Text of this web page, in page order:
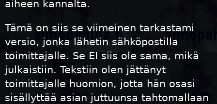
aiheen kannalta.
Tämä on siis se viimeinen tarkastami
versio, jonka lähetin sähköpostilla
toimittajalle. Se EI siis ole sama, mikä
julkaistiin. Tekstiin olen jättänyt
toimittajalle huomion, jotta hän osasi
sisällyttää asian juttuunsa tahtomallaan